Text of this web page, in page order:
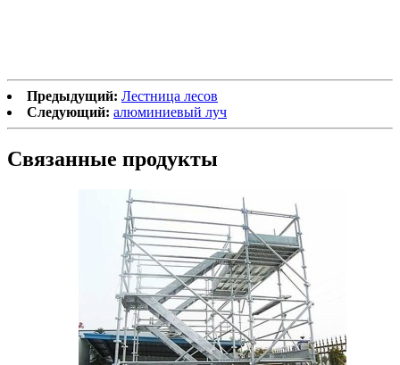
Предыдущий: Лестница лесов
Следующий: алюминиевый луч
Связанные продукты